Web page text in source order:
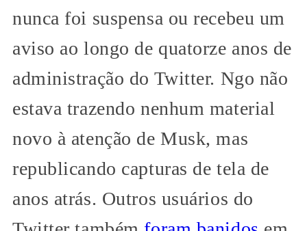
nunca foi suspensa ou recebeu um
aviso ao longo de quatorze anos de
administração do Twitter. Ngo não
estava trazendo nenhum material
novo à atenção de Musk, mas
republicando capturas de tela de
anos atrás. Outros usuários do